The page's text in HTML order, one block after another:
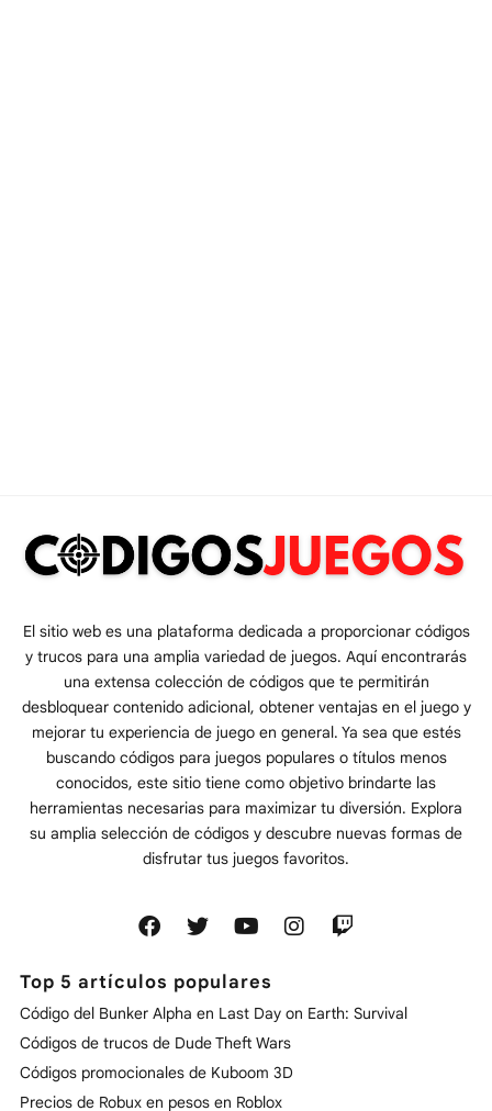
El sitio web es una plataforma dedicada a proporcionar códigos
y trucos para una amplia variedad de juegos. Aquí encontrarás
una extensa colección de códigos que te permitirán
desbloquear contenido adicional, obtener ventajas en el juego y
mejorar tu experiencia de juego en general. Ya sea que estés
buscando códigos para juegos populares o títulos menos
conocidos, este sitio tiene como objetivo brindarte las
herramientas necesarias para maximizar tu diversión. Explora
su amplia selección de códigos y descubre nuevas formas de
disfrutar tus juegos favoritos.
Top 5 artículos populares
Código del Bunker Alpha en Last Day on Earth: Survival
Códigos de trucos de Dude Theft Wars
Códigos promocionales de Kuboom 3D
Precios de Robux en pesos en Roblox